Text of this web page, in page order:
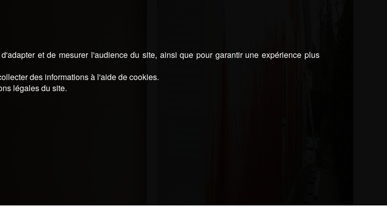
et de mesurer l'audience du site, ainsi que pour garantir une expérience plus
des informations à l'aide de cookies.
légales du site.